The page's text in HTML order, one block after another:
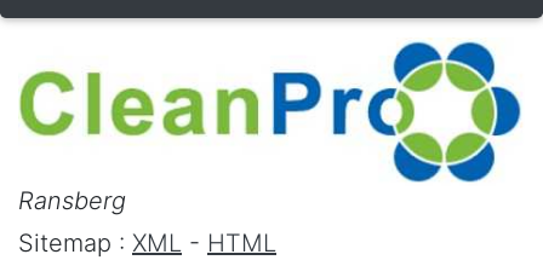
Ransberg
Sitemap : XML - HTML